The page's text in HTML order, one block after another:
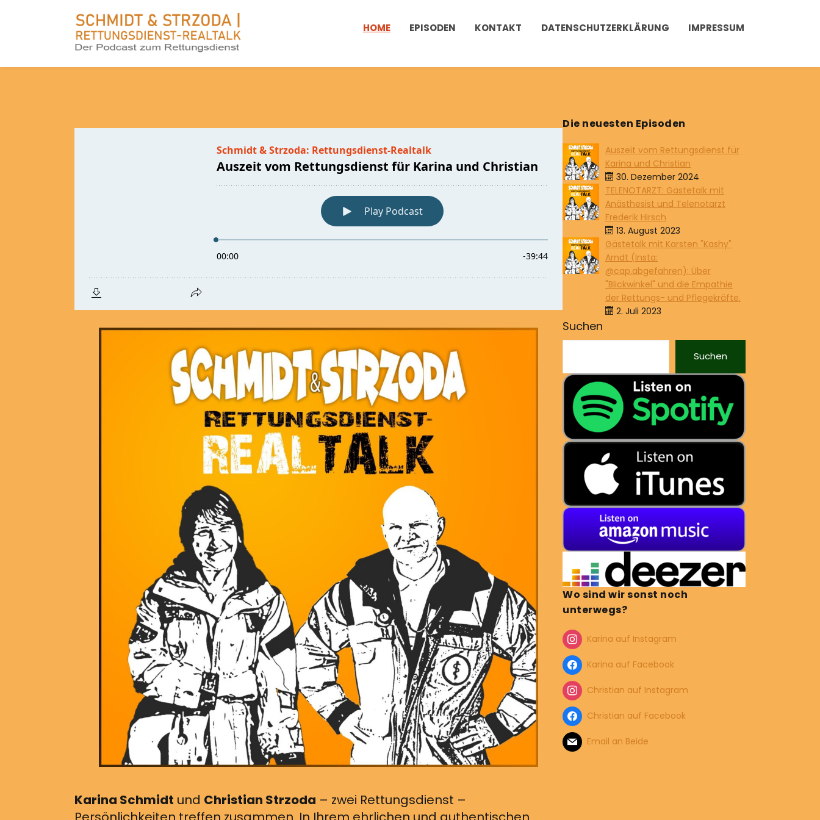
HOME EPISODEN KONTAKT DATENSCHUTZERKLÄRUNG IMPRESSUM
Karina Schmidt und Christian Strzoda – zwei Rettungsdienst –
Die neuesten Episoden
Auszeit vom Rettungsdienst für
Karina und Christian
30. Dezember 2024
TELENOTARZT: Gästetalk mit
Anästhesist und Telenotarzt
Frederik Hirsch
13. August 2023
Gästetalk mit Karsten "Kashy"
Arndt (Insta:
@cap.abgefahren): Über
"Blickwinkel" und die Empathie
der Rettungs- und Pflegekräfte.
2. Juli 2023
Suchen
Suchen
Wo sind wir sonst noch
unterwegs?
Karina auf Instagram
Karina auf Facebook
Christian auf Instagram
Christian auf Facebook
Email an Beide